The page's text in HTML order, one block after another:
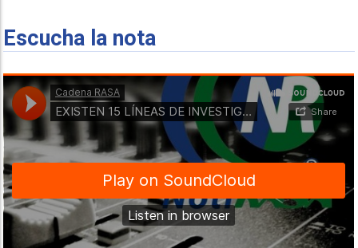
Escucha la nota